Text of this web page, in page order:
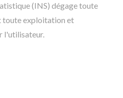
(INS) dégage toute
toute exploitation et
l'utilisateur.